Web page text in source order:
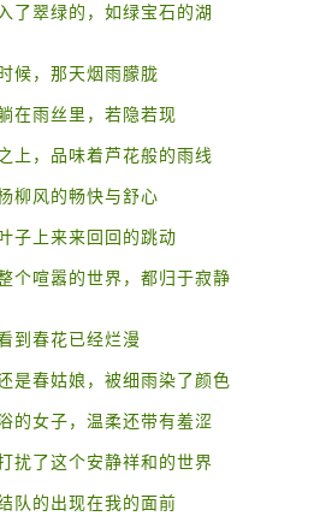
了翠绿的，如绿宝石的湖
候，那天烟雨朦胧
在雨丝里，若隐若现
上，品味着芦花般的雨线
柳风的畅快与舒心
子上来来回回的跳动
个喧嚣的世界，都归于寂静
到春花已经烂漫
是春姑娘，被细雨染了颜色
的女子，温柔还带有羞涩
扰了这个安静祥和的世界
队的出现在我的面前